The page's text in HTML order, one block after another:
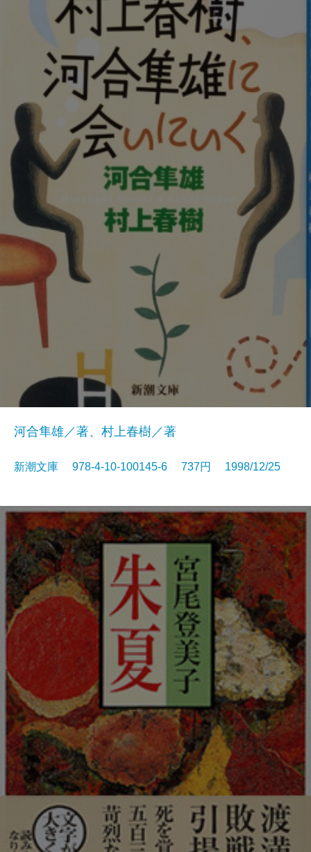
河合隼雄／著、村上春樹／著
新潮文庫 978-4-10-100145-6 737円 1998/12/25